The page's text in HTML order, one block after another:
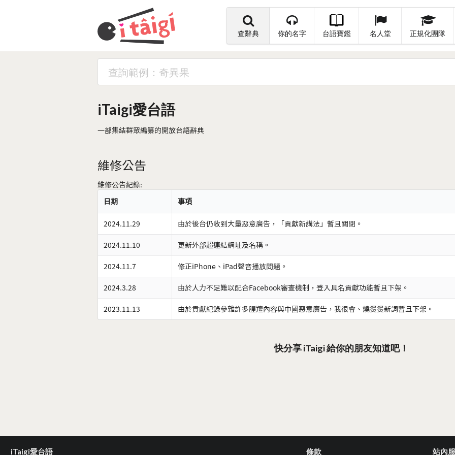
查辭典 你的名字 台語寶鑑 名人堂 正規化團隊
iTaigi愛台語
一部集結群眾編纂的開放台語辭典
維修公告
維修公告紀錄:
日期
事項
2024.11.29 由於後台仍收到大量惡意廣告，「貢獻新講法」暫且關閉。
2024.11.10 更新外部超連結網址及名稱。
2024.11.7 修正iPhone、iPad聲音播放問題。
2024.3.28 由於人力不足難以配合Facebook審查機制，登入具名貢獻功能暫且下架。
2023.11.13 由於貢獻紀錄參雜許多腥羶內容與中國惡意廣告，我很會、燒燙燙新詞暫且下架。
快分享 iTaigi 給你的朋友知道吧！
iTaigi愛台語 條款 站內